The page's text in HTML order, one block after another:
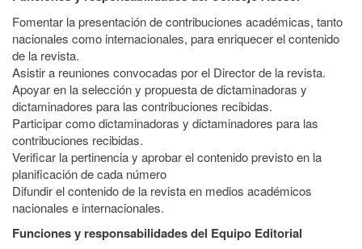
Fomentar la presentación de contribuciones académicas, tanto
nacionales como internacionales, para enriquecer el contenido
de la revista.
Asistir a reuniones convocadas por el Director de la revista.
Apoyar en la selección y propuesta de dictaminadoras y
dictaminadores para las contribuciones recibidas.
Participar como dictaminadoras y dictaminadores para las
contribuciones recibidas.
Verificar la pertinencia y aprobar el contenido previsto en la
planificación de cada número
Difundir el contenido de la revista en medios académicos
nacionales e internacionales.
Funciones y responsabilidades del Equipo Editorial